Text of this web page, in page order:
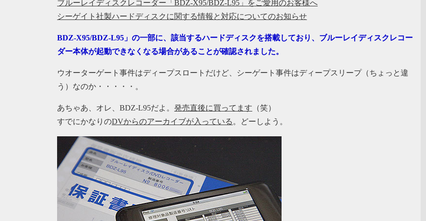
ブルーレイディスクレコーダー「BDZ-X95/BDZ-L95」をご愛用のお客様へ
シーゲイト社製ハードディスクに関する情報と対応についてのお知らせ
BDZ-X95/BDZ-L95」の一部に、該当するハードディスクを搭載しており、ブルーレイディスクレコー
ダー本体が起動できなくなる場合があることが確認されました。
ウオーターゲート事件はディープスロートだけど、シーゲート事件はディープスリープ（ちょっと違
う）なのか・・・・・。
あちゃあ、オレ、BDZ-L95だよ。 発売直後に買ってます （笑）
すでにかなりのDVからのアーカイブが入っている 。どーしよう。